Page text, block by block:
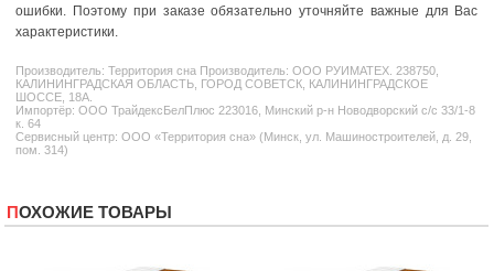
ошибки. Поэтому при заказе обязательно уточняйте важные для Вас
характеристики.
Производитель:Территория сна Производитель: ООО РУИМАТЕХ. 238750,
КАЛИНИНГРАДСКАЯ ОБЛАСТЬ, ГОРОД СОВЕТСК, КАЛИНИНГРАДСКОЕ
ШОССЕ, 18А.
Импортёр: ООО ТрайдексБелПлюс 223016, Минский р-н Новодворский с/с 33/1-8
к. 64
Сервисный центр: ООО «Территория сна» (Минск, ул. Машиностроителей, д. 29,
пом. 314)
ПОХОЖИЕ ТОВАРЫ